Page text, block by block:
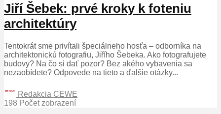
Jiří Šebek: prvé kroky k foteniu
architektúry
Tentokrát sme privítali špeciálneho hosťa – odborníka na
architektonickú fotografiu, Jiřího Šebeka. Ako fotografujete
budovy? Na čo si dať pozor? Bez akého vybavenia sa
nezaobídete? Odpovede na tieto a ďalšie otázky...
Redakcia CEWE
198 Počet zobrazení